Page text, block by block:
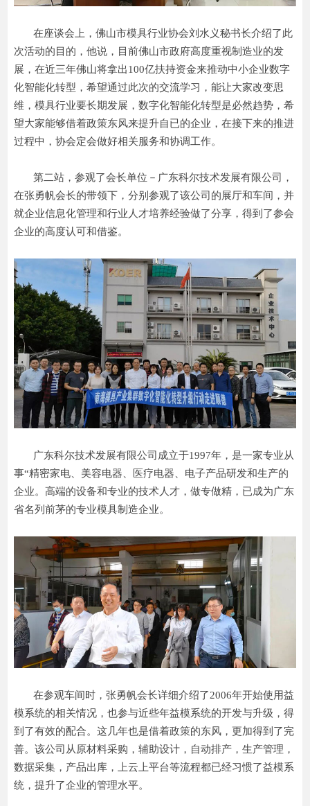
在座谈会上，佛山市模具行业协会刘水义秘书长介绍了此
次活动的目的，他说，目前佛山市政府高度重视制造业的发
展，在近三年佛山将拿出100亿扶持资金来推动中小企业数字
化智能化转型，希望通过此次的交流学习，能让大家改变思
维，模具行业要长期发展，数字化智能化转型是必然趋势，希
望大家能够借着政策东风来提升自已的企业，在接下来的推进
过程中，协会定会做好相关服务和协调工作。
第二站，参观了会长单位－广东科尔技术发展有限公司，
在张勇帆会长的带领下，分别参观了该公司的展厅和车间，并
就企业信息化管理和行业人才培养经验做了分享，得到了参会
企业的高度认可和借鉴。
广东科尔技术发展有限公司成立于1997年，是一家专业从
事“精密家电、美容电器、医疗电器、电子产品研发和生产的
企业。高端的设备和专业的技术人才，做专做精，已成为广东
省名列前茅的专业模具制造企业。
在参观车间时，张勇帆会长详细介绍了2006年开始使用益
模系统的相关情况，也参与近些年益模系统的开发与升级，得
到了有效的配合。这几年也是借着政策的东风，更加得到了完
善。该公司从原材料采购，辅助设计，自动排产，生产管理，
数据采集，产品出库，上云上平台等流程都已经习惯了益模系
统，提升了企业的管理水平。